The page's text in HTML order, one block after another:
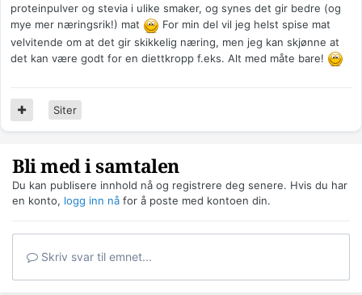
proteinpulver og stevia i ulike smaker, og synes det gir bedre (og
mye mer næringsrik!) mat
For min del vil jeg helst spise mat
velvitende om at det gir skikkelig næring, men jeg kan skjønne at
det kan være godt for en diettkropp f.eks. Alt med måte bare!
Siter
Bli med i samtalen
Du kan publisere innhold nå og registrere deg senere. Hvis du har
en konto, logg inn nå for å poste med kontoen din.
Skriv svar til emnet...